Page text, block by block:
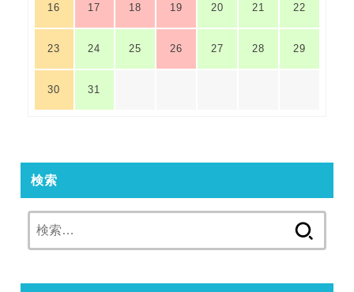
16 17 18 19 20 21 22
23 24 25 26 27 28 29
30 31
検索
索: